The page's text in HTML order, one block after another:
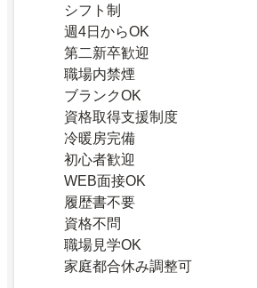
シフト制
週4日からOK
第二新卒歓迎
職場内禁煙
ブランクOK
資格取得支援制度
冷暖房完備
初心者歓迎
WEB面接OK
履歴書不要
資格不問
職場見学OK
家庭都合休み調整可